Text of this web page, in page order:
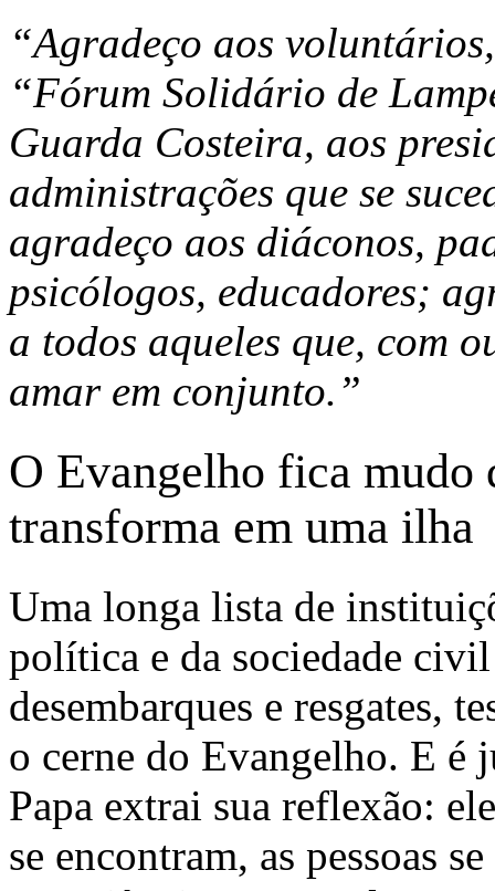
“Agradeço aos
“Fórum Solidário de
Guarda Costeira, aos
administrações que se
agradeço aos diáconos,
psicólogos, educadores;
a todos aqueles que, com
amar em conjunto.”
O Evangelho fica mudo
transforma em uma ilha
Uma longa lista de
política e da sociedade civil
desembarques e resgates,
o cerne do Evangelho. E é
Papa extrai sua reflexão:
se encontram, as pessoas